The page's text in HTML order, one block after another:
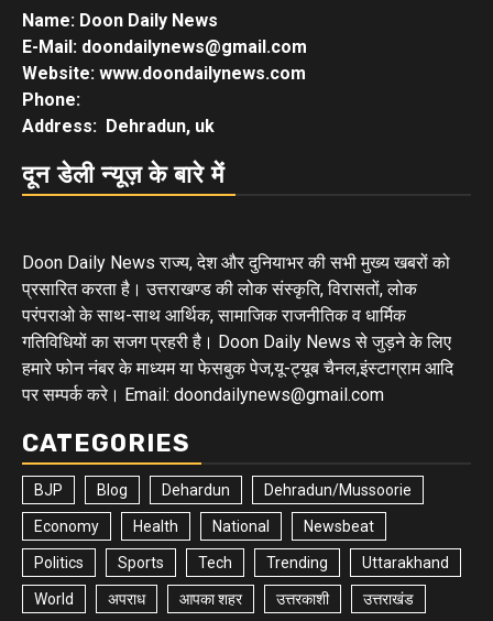
Name: Doon Daily News
E-Mail: doondailynews@gmail.com
Website: www.doondailynews.com
Phone:
Address: Dehradun, uk
दून डेली न्यूज़ के बारे में
Doon Daily News राज्य, देश और दुनियाभर की सभी मुख्य खबरों को
प्रसारित करता है। उत्तराखण्ड की लोक संस्कृति, विरासतों, लोक
परंपराओ के साथ-साथ आर्थिक, सामाजिक राजनीतिक व धार्मिक
गतिविधियों का सजग प्रहरी है। Doon Daily News से जुड़ने के लिए
हमारे फोन नंबर के माध्यम या फेसबुक पेज,यू-ट्यूब चैनल,इंस्टाग्राम आदि
पर सम्पर्क करे। Email: doondailynews@gmail.com
CATEGORIES
BJP Blog Dehardun Dehradun/Mussoorie
Economy Health National Newsbeat
Politics Sports Tech Trending Uttarakhand
World अपराध आपका शहर उत्तरकाशी उत्तराखंड